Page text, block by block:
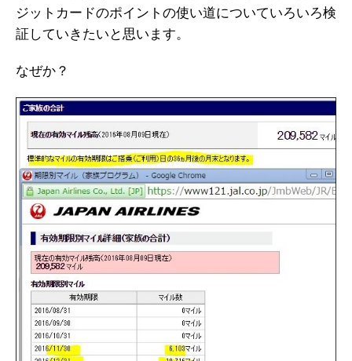
ジットカードのポイントの使い道についていろいろ検
証していきたいと思います。
なぜか？